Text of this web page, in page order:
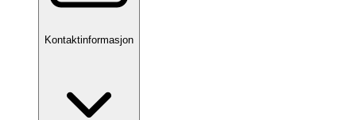
Kontaktinformasjon